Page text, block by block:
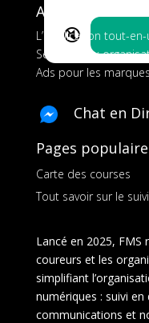
🔇
A propos de FMS
L’application tout-
Services aux
Ads pour les marques
Chat en
Pages
Carte des courses
Tout savoir sur le
Lancé en 2025,
coureurs et les
simplifiant
numériques : suivi
communications et